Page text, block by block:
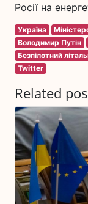
Росії на
Україна
Володимир Путін
Безпілотний
Twitter
Related